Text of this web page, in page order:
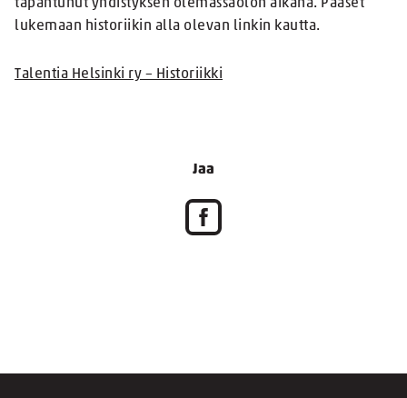
tapahtunut yhdistyksen olemassaolon aikana. Pääset
lukemaan historiikin alla olevan linkin kautta.
Talentia Helsinki ry – Historiikki
Jaa